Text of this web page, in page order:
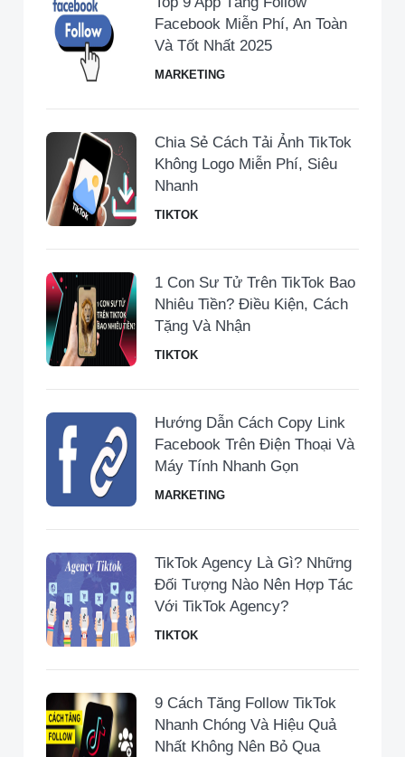
Facebook Miễn Phí, An Toàn
Và Tốt Nhất 2025
MARKETING
Chia Sẻ Cách Tải Ảnh TikTok
Không Logo Miễn Phí, Siêu
Nhanh
TIKTOK
1 Con Sư Tử Trên TikTok Bao
Nhiêu Tiền​? Điều Kiện, Cách
Tặng Và Nhận
TIKTOK
Hướng Dẫn Cách Copy Link
Facebook Trên Điện Thoại Và
Máy Tính Nhanh Gọn
MARKETING
TikTok Agency Là Gì? Những
Đối Tượng Nào Nên Hợp Tác
Với TikTok Agency?
TIKTOK
9 Cách Tăng Follow TikTok
Nhanh Chóng Và Hiệu Quả
Nhất Không Nên Bỏ Qua